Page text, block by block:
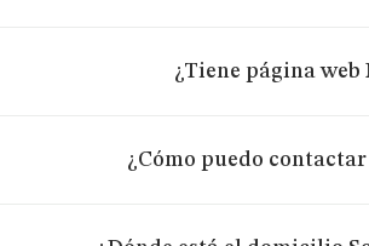
¿Tiene página
¿Cómo puedo